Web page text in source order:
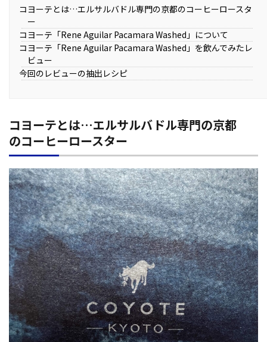
コヨーテとは…エルサルバドル専門の京都のコーヒーロースタ
ー
コヨーテ「Rene Aguilar Pacamara Washed」について
コヨーテ「Rene Aguilar Pacamara Washed」を飲んでみたレ
ビュー
今回のレビューの抽出レシピ
コヨーテとは…エルサルバドル専門の京都
のコーヒーロースター